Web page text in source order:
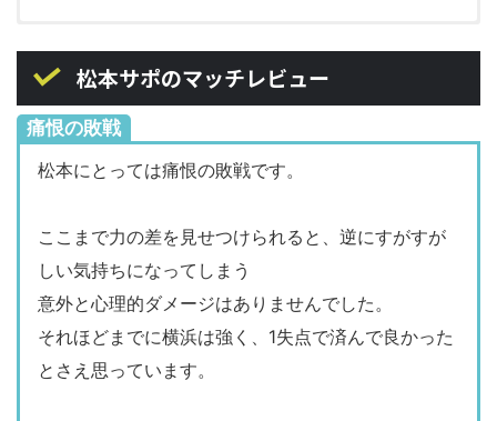
合前から難しい試合になると予測していた
し、前半の最初のほうに素晴らしいゴール
を決めて、２点目を狙いにいったがなかな
か難しい展開になってしまった。だが、選
ーを貫き、そして勝利という結果を残して
くれた。素晴らしい試合だった。
≫ 優勝争いのプレッシャーがまったく感
じられずにのびのび戦っていたと思うが、
26% ボール支配率
4 シュート 18
122.3km 走行距離 117.3km
182 スプリント
214(54%) パス（成功率） 813(88%)
松本サポのマッチレビュー
痛恨の敗戦
松本にとっては痛恨の敗戦です。
ここまで力の差を見せつけられると、逆にすがすが
しい気持ちになってしまう
意外と心理的ダメージはありませんでした。
それほどまでに横浜は強く、1失点で済んで良かった
とさえ思っています。